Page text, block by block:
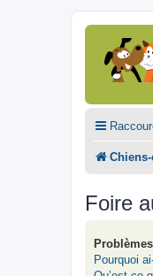
Foire
Pourquoi